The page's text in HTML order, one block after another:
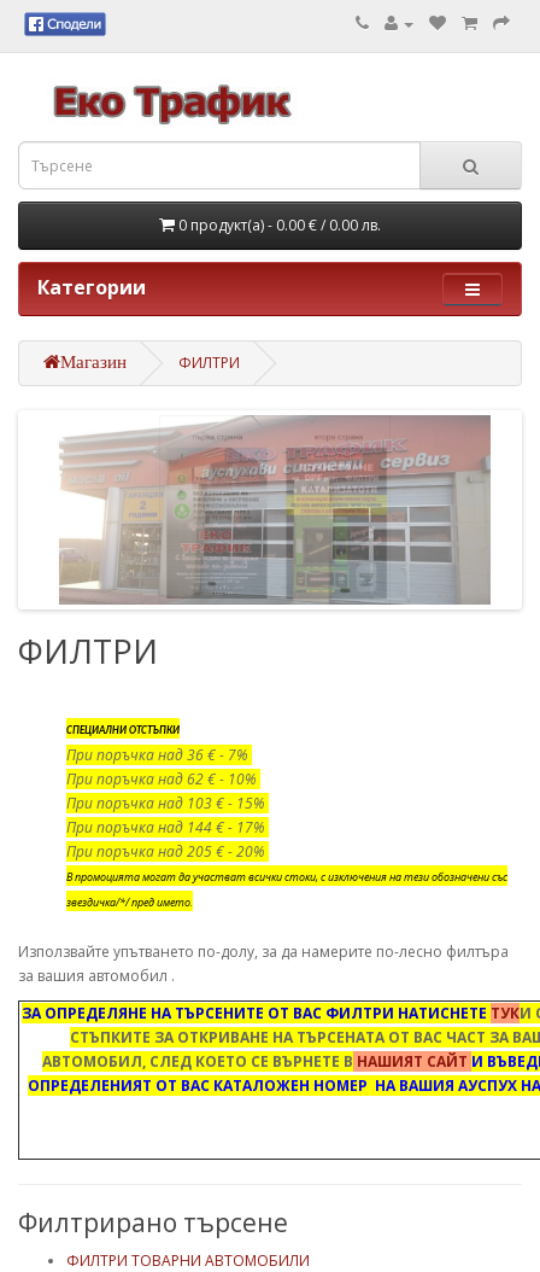
0 продукт(а) - 0.00 €/ 0.00 лв.
Категории
Магазин ФИЛТРИ
ФИЛТРИ
СПЕЦИАЛНИ ОТСТЪПКИ
При поръчка над 36 € - 7%
При поръчка над 62 € - 10%
При поръчка над 103 € - 15%
При поръчка над 144 € - 17%
При поръчка над 205 € - 20%
В промоцията могат да участват всички стоки, с изключения на тези обозначени със
звездичка/*/ пред името.
Използвайте упътването по-долу, за да намерите по-лесно филтъра
за вашия автомобил .
ЗА ОПРЕДЕЛЯНЕ НА ТЪРСЕНИТЕ ОТ ВАС ФИЛТРИ НАТИСНЕТЕ ТУКИ
СТЪПКИТЕ ЗА ОТКРИВАНЕ НА ТЪРСЕНАТА ОТ ВАС ЧАСТ ЗА
АВТОМОБИЛ, СЛЕД КОЕТО СЕ ВЪРНЕТЕ В НАШИЯТ САЙТ И
ОПРЕДЕЛЕНИЯТ ОТ ВАС КАТАЛОЖЕН НОМЕР НА ВАШИЯ АУСПУХ
Филтрирано търсене
ФИЛТРИ ТОВАРНИ АВТОМОБИЛИ